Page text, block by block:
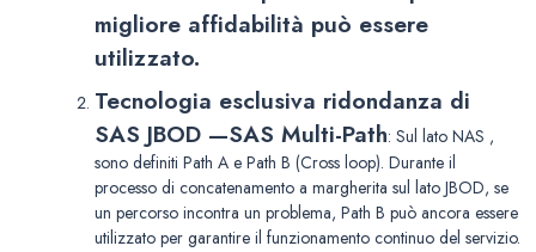
migliore affidabilità può essere
utilizzato.
Tecnologia esclusiva ridondanza di
SAS JBOD —SAS Multi-Path: Sul lato NAS ,
sono definiti Path A e Path B (Cross loop). Durante il
processo di concatenamento a margherita sul lato JBOD, se
un percorso incontra un problema, Path B può ancora essere
utilizzato per garantire il funzionamento continuo del servizio.